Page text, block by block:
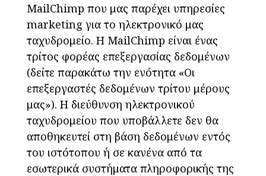
MailChimp που μας παρέχει υπηρεσίες
marketing για το ηλεκτρονικό μας
ταχυδρομείο. Η MailChimp είναι ένας
τρίτος φορέας επεξεργασίας δεδομένων
(δείτε παρακάτω την ενότητα «Οι
επεξεργαστές δεδομένων τρίτου μέρους
μας»). Η διεύθυνση ηλεκτρονικού
ταχυδρομείου που υποβάλλετε δεν θα
αποθηκευτεί στη βάση δεδομένων εντός
του ιστότοπου ή σε κανένα από τα
εσωτερικά συστήματα πληροφορικής της